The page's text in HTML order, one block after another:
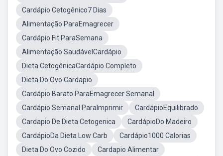
Cardápio Cetogênico7 Dias
Alimentação ParaEmagrecer
Cardápio Fit ParaSemana
Alimentação SaudávelCardápio
Dieta CetogênicaCardápio Completo
Dieta Do Ovo Cardapio
Cardápio Barato ParaEmagrecer Semanal
Cardápio Semanal ParaImprimir
CardápioEquilibrado
Cardapio De Dieta Cetogenica
CardápioDo Madeiro
CardápioDa Dieta Low Carb
Cardápio1000 Calorias
Dieta Do Ovo Cozido
Cardapio Alimentar